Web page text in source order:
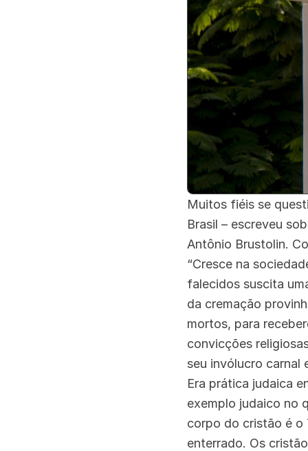
Muitos fiéis se
Brasil – escreveu
Antônio Brustolin.
“Cresce na
falecidos suscita
da cremação
mortos, para
convicções
seu invólucro carnal
Era prática judaica
exemplo judaico no
corpo do cristão é o
enterrado. Os